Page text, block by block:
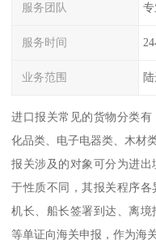
服务团队
服务时间
业务范围
进口报关常见的货物分类
化品类、电子电器类、木材
报关涉及的对象可分为进
于性质不同，其报关程序
机长、船长签署到达、离
等单证向海关申报，作为海